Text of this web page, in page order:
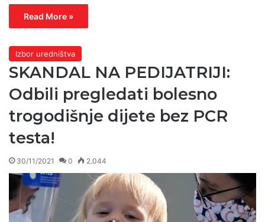
Read More »
Izbor uredništva
SKANDAL NA PEDIJATRIJI:
Odbili pregledati bolesno
trogodišnje dijete bez PCR
testa!
30/11/2021 0 2.044